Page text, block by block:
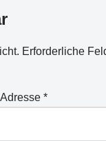
Erforderliche
*